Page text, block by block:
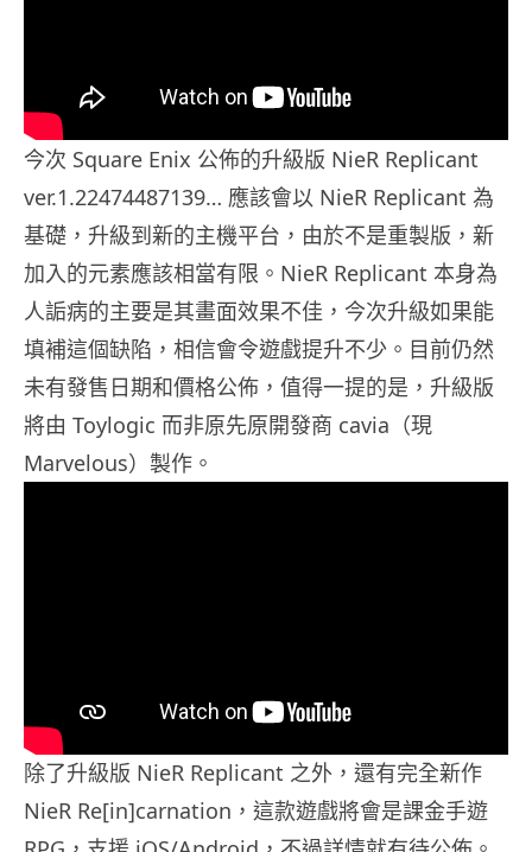
今次 Square Enix 公佈的升級版 NieR Replicant
ver.1.22474487139… 應該會以 NieR Replicant 為
基礎，升級到新的主機平台，由於不是重製版，新
加入的元素應該相當有限。NieR Replicant 本身為
人詬病的主要是其畫面效果不佳，今次升級如果能
填補這個缺陷，相信會令遊戲提升不少。目前仍然
未有發售日期和價格公佈，值得一提的是，升級版
將由 Toylogic 而非原先原開發商 cavia（現
Marvelous）製作。
除了升級版 NieR Replicant 之外，還有完全新作
NieR Re[in]carnation，這款遊戲將會是課金手遊